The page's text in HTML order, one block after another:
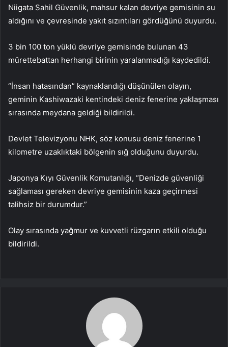
Niigata Sahil Güvenlik, mahsur kalan devriye gemisinin su
aldığını ve çevresinde yakıt sızıntıları gördüğünü duyurdu.
3 bin 100 ton yüklü devriye gemisinde bulunan 43
mürettebattan herhangi birinin yaralanmadığı kaydedildi.
“İnsan hatasından” kaynaklandığı düşünülen olayın,
geminin Kashiwazaki kentindeki deniz fenerine yaklaşması
sırasında meydana geldiği bildirildi.
Devlet Televizyonu NHK, söz konusu deniz fenerine 1
kilometre uzaklıktaki bölgenin sığ olduğunu duyurdu.
Japonya Kıyı Güvenlik Komutanlığı, “Denizde güvenliği
sağlaması gereken devriye gemisinin kaza geçirmesi
talihsiz bir durumdur.”
Olay sırasında yağmur ve kuvvetli rüzgarın etkili olduğu
bildirildi.